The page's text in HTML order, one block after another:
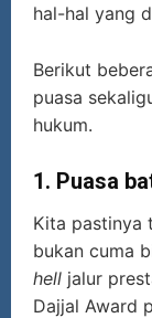
hal-hal yang
Berikut
puasa
hukum.
1. Puasa
Kita pastinya
bukan cuma
hell jalur
Dajjal Award